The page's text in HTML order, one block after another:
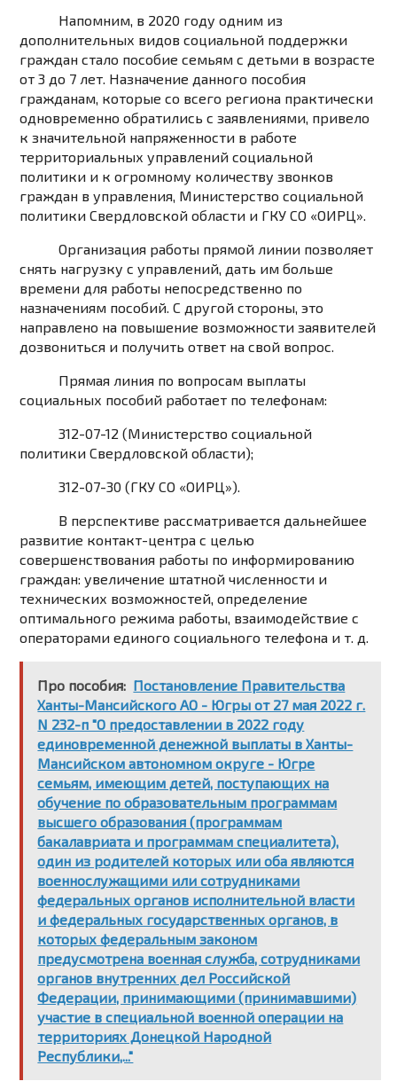
Напомним, в 2020 году одним из
дополнительных видов социальной поддержки
граждан стало пособие семьям с детьми в возрасте
от 3 до 7 лет. Назначение данного пособия
гражданам, которые со всего региона практически
одновременно обратились с заявлениями, привело
к значительной напряженности в работе
территориальных управлений социальной
политики и к огромному количеству звонков
граждан в управления, Министерство социальной
политики Свердловской области и ГКУ СО «ОИРЦ».
Организация работы прямой линии позволяет
снять нагрузку с управлений, дать им больше
времени для работы непосредственно по
назначениям пособий. С другой стороны, это
направлено на повышение возможности заявителей
дозвониться и получить ответ на свой вопрос.
Прямая линия по вопросам выплаты
социальных пособий работает по телефонам:
312-07-12 (Министерство социальной
политики Свердловской области);
312-07-30 (ГКУ СО «ОИРЦ»).
В перспективе рассматривается дальнейшее
развитие контакт-центра с целью
совершенствования работы по информированию
граждан: увеличение штатной численности и
технических возможностей, определение
оптимального режима работы, взаимодействие с
операторами единого социального телефона и т. д.
Про пособия: Постановление Правительства
Ханты-Мансийского АО - Югры от 27 мая 2022 г.
N 232-п "О предоставлении в 2022 году
единовременной денежной выплаты в Ханты-
Мансийском автономном округе - Югре
семьям, имеющим детей, поступающих на
обучение по образовательным программам
высшего образования (программам
бакалавриата и программам специалитета),
один из родителей которых или оба являются
военнослужащими или сотрудниками
федеральных органов исполнительной власти
и федеральных государственных органов, в
которых федеральным законом
предусмотрена военная служба, сотрудниками
органов внутренних дел Российской
Федерации, принимающими (принимавшими)
участие в специальной военной операции на
территориях Донецкой Народной
Республики,..."